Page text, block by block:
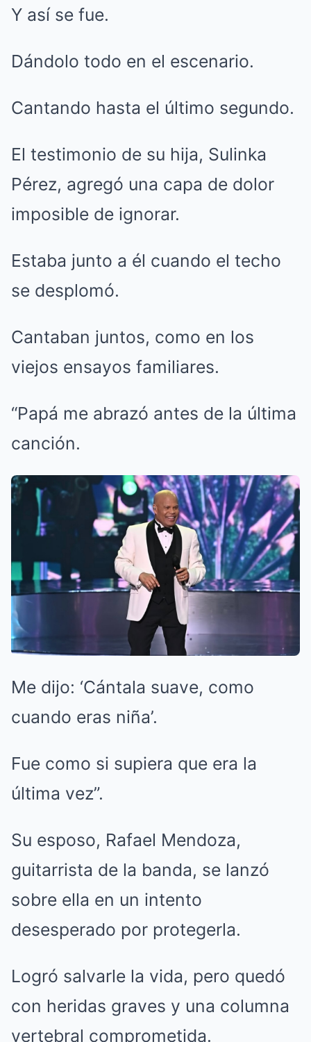
Y así se fue.
Dándolo todo en el escenario.
Cantando hasta el último segundo.
El testimonio de su hija, Sulinka
Pérez, agregó una capa de dolor
imposible de ignorar.
Estaba junto a él cuando el techo
se desplomó.
Cantaban juntos, como en los
viejos ensayos familiares.
“Papá me abrazó antes de la última
canción.
Me dijo: ‘Cántala suave, como
cuando eras niña’.
Fue como si supiera que era la
última vez”.
Su esposo, Rafael Mendoza,
guitarrista de la banda, se lanzó
sobre ella en un intento
desesperado por protegerla.
Logró salvarle la vida, pero quedó
con heridas graves y una columna
vertebral comprometida.